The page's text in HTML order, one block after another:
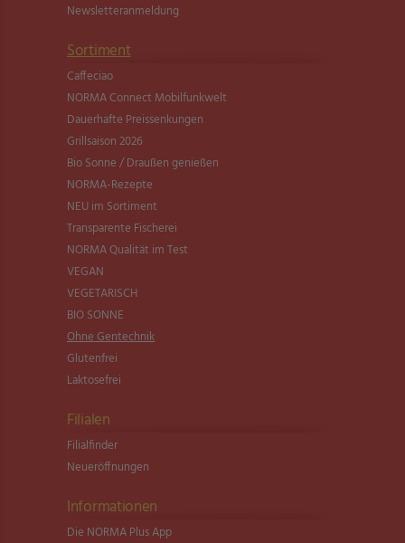
Newsletter­anmeldung
Sortiment
Caffeciao
NORMA Connect Mobilfunkwelt
Dauerhafte Preissenkungen
Grillsaison 2026
Bio Sonne / Draußen genießen
NORMA-Rezepte
NEU im Sortiment
Transparente Fischerei
NORMA Qualität im Test
VEGAN
VEGETARISCH
BIO SONNE
Ohne Gentechnik
Glutenfrei
Laktosefrei
Filialen
Filialfinder
Neueröffnungen
Informationen
Die NORMA Plus App